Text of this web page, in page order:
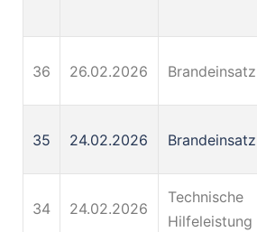
36 26.02.2026 Brandeinsatz
35 24.02.2026 Brandeinsatz
34 24.02.2026
Technische
Hilfeleistung